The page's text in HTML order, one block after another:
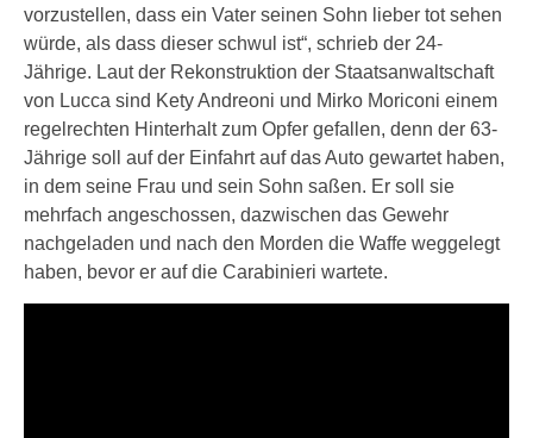
vorzustellen, dass ein Vater seinen Sohn lieber tot sehen
würde, als dass dieser schwul ist“, schrieb der 24-
Jährige. Laut der Rekonstruktion der Staatsanwaltschaft
von Lucca sind Kety Andreoni und Mirko Moriconi einem
regelrechten Hinterhalt zum Opfer gefallen, denn der 63-
Jährige soll auf der Einfahrt auf das Auto gewartet haben,
in dem seine Frau und sein Sohn saßen. Er soll sie
mehrfach angeschossen, dazwischen das Gewehr
nachgeladen und nach den Morden die Waffe weggelegt
haben, bevor er auf die Carabinieri wartete.